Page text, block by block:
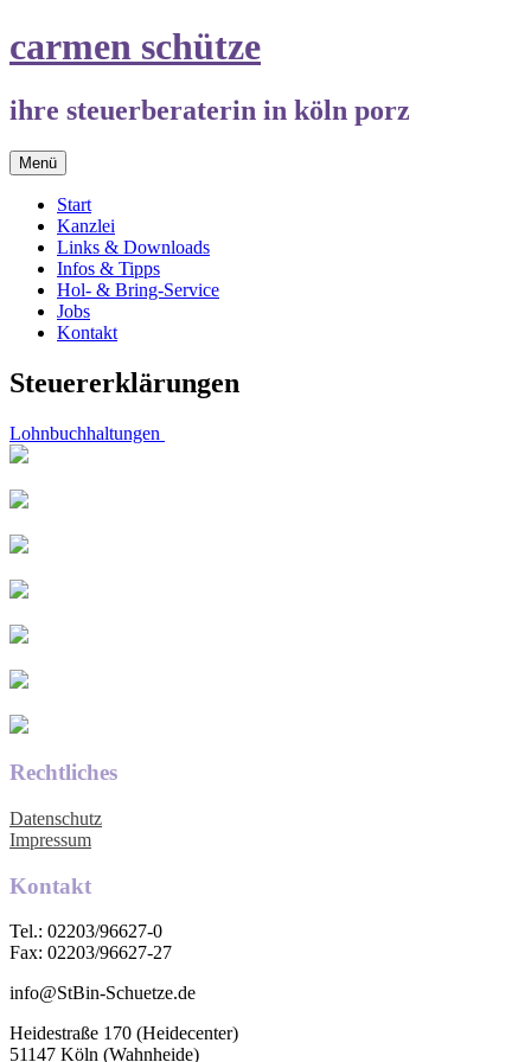
zum
carmen schütze
ihre steuerberaterin in köln porz
Menü
Start
Kanzlei
Links & Downloads
Infos & Tipps
Hol- & Bring-Service
Jobs
Kontakt
Steuererklärungen
Beitrags-
Navigation
Lohnbuchhaltungen
Rechtliches
Datenschutz
Impressum
Kontakt
Tel.: 02203/96627-0
Fax: 02203/96627-27
info@StBin-Schuetze.de
Heidestraße 170 (Heidecenter)
51147 Köln (Wahnheide)